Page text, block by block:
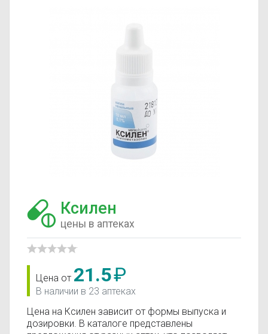
Ксилен
цены в аптеках
Цена от 21.5₽
В наличии в 23 аптеках
Цена на Ксилен зависит от формы выпуска и
дозировки. В каталоге представлены